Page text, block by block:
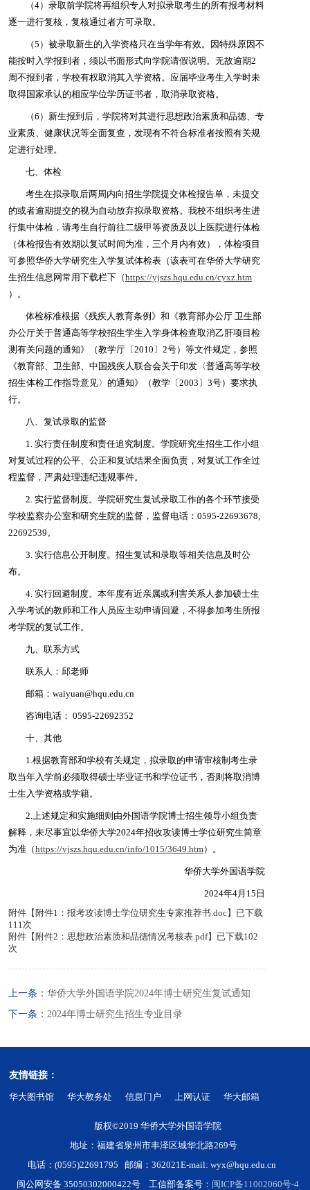
（4）录取前学院将再组织专人对拟录取考生的所有报考材料
逐一进行复核，复核通过者方可录取。
（5）被录取新生的入学资格只在当学年有效。因特殊原因不
能按时入学报到者，须以书面形式向学院请假说明。无故逾期2
周不报到者，学校有权取消其入学资格。应届毕业考生入学时未
取得国家承认的相应学位学历证书者，取消录取资格。
（6）新生报到后，学院将对其进行思想政治素质和品德、专
业素质、健康状况等全面复查，发现有不符合标准者按照有关规
定进行处理。
七、体检
考生在拟录取后两周内向招生学院提交体检报告单，未提交
的或者逾期提交的视为自动放弃拟录取资格。我校不组织考生进
行集中体检，请考生自行前往二级甲等资质及以上医院进行体检
（体检报告有效期以复试时间为准，三个月内有效），体检项目
可参照华侨大学研究生入学复试体检表（该表可在华侨大学研究
生招生信息网常用下载栏下（https://yjszs.hqu.edu.cn/cyxz.htm
）。
体检标准根据《残疾人教育条例》和《教育部办公厅 卫生部
办公厅关于普通高等学校招生学生入学身体检查取消乙肝项目检
测有关问题的通知》（教学厅〔2010〕2号）等文件规定，参照
《教育部、卫生部、中国残疾人联合会关于印发〈普通高等学校
招生体检工作指导意见〉的通知》（教学〔2003〕3号）要求执
行。
八、复试录取的监督
1. 实行责任制度和责任追究制度。学院研究生招生工作小组
对复试过程的公平、公正和复试结果全面负责，对复试工作全过
程监督，严肃处理违纪违规事件。
2. 实行监督制度。学院研究生复试录取工作的各个环节接受
学校监察办公室和研究生院的监督，监督电话：0595-22693678,
22692539。
3. 实行信息公开制度。招生复试和录取等相关信息及时公
布。
4. 实行回避制度。本年度有近亲属或利害关系人参加硕士生
入学考试的教师和工作人员应主动申请回避，不得参加考生所报
考学院的复试工作。
九、联系方式
联系人：邱老师
邮箱：waiyuan@hqu.edu.cn
咨询电话： 0595-22692352
十、其他
1.根据教育部和学校有关规定，拟录取的申请审核制考生录
取当年入学前必须取得硕士毕业证书和学位证书，否则将取消博
士生入学资格或学籍。
2.上述规定和实施细则由外国语学院博士招生领导小组负责
解释，未尽事宜以华侨大学2024年招收攻读博士学位研究生简章
为准（https://yjszs.hqu.edu.cn/info/1015/3649.htm）。
华侨大学外国语学院
2024年4月15日
附件【 附件1：报考攻读博士学位研究生专家推荐书.doc】已下载
111次
附件【 附件2：思想政治素质和品德情况考核表.pdf】已下载102
次
上一条： 华侨大学外国语学院2024年博士研究生复试通知
下一条： 2024年博士研究生招生专业目录
友情链接：
华大图书馆 华大教务处 信息门户 上网认证 华大邮箱
版权©2019 华侨大学外国语学院
地址：福建省泉州市丰泽区城华北路269号
电话：(0595)22691795 邮编：362021E-mail: wyx@hqu.edu.cn
闽公网安备 35050302000422号 工信部备案号： 闽ICP备11002060号-4